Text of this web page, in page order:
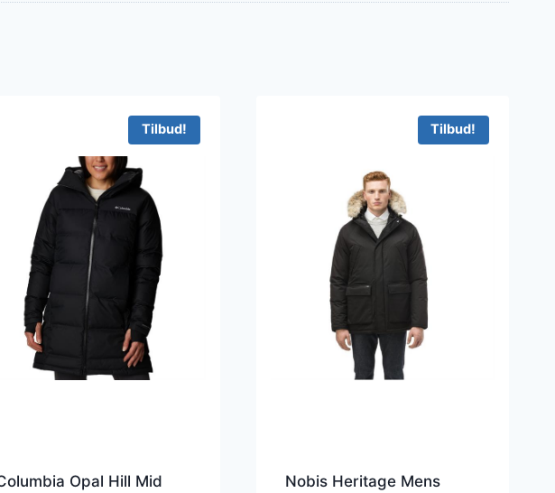
Tilbud!
Opal Hill Mid
Tilbud!
Nobis Heritage Mens